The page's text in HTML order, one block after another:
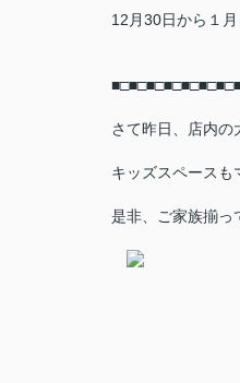
12月30日から１
さて昨日、店内の
キッズスペースも
是非、ご家族揃